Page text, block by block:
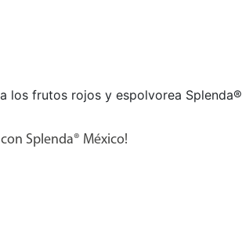
los frutos rojos y espolvorea Splenda®
Splenda® México!